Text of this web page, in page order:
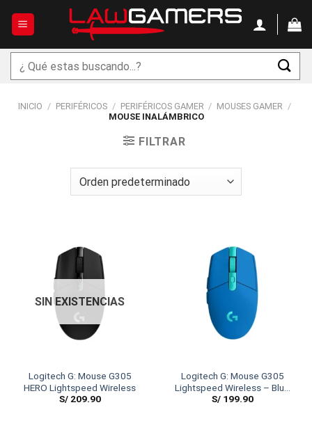
Buscar
por:
INICIO / PERIFÉRICOS / PERIFÉRICOS GAMER / MOUSES GAMER /
MOUSE INALÁMBRICO
FILTRAR
SIN EXISTENCIAS
Logitech G: Mouse G305
HERO Lightspeed Wireless
S/209.90
Logitech G: Mouse G305
Lightspeed Wireless – Blue
(Color Collection)
S/199.90